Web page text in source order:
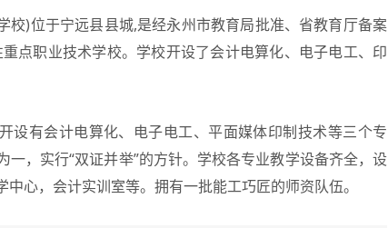
位于宁远县县城,是经永州市教育局批准、省教育厅备案
点职业技术学校。学校开设了会计电算化、电子电工、印
有会计电算化、电子电工、平面媒体印制技术等三个专
，实行“双证并举”的方针。学校各专业教学设备齐全，设
心，会计实训室等。拥有一批能工巧匠的师资队伍。